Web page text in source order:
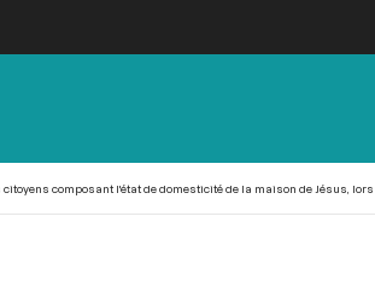
composant l'état de domesticité de la maison de Jésus, lors